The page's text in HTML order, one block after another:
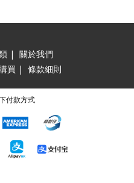
| 關於我們
買 | 條款細則
付款方式